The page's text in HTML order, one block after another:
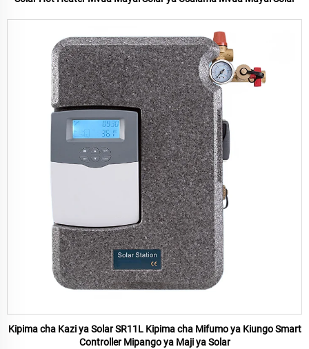
Kipima cha Kazi ya Solar SR11L Kipima cha Mifumo ya Kiungo Smart
Controller Mipango ya Maji ya Solar